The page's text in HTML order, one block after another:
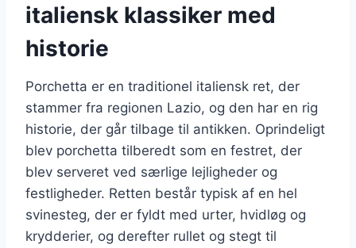
italiensk klassiker med
historie
Porchetta er en traditionel italiensk ret, der
stammer fra regionen Lazio, og den har en rig
historie, der går tilbage til antikken. Oprindeligt
blev porchetta tilberedt som en festret, der
blev serveret ved særlige lejligheder og
festligheder. Retten består typisk af en hel
svinesteg, der er fyldt med urter, hvidløg og
krydderier, og derefter rullet og stegt til